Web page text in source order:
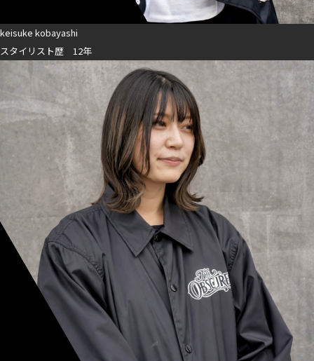
keisuke kobayashi
スタイリスト歴 12年